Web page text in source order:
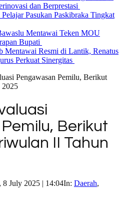
dan Berprestasi
Pasukan Paskibraka Tingkat
Mentawai Teken MOU
Bupati
Mentawai Resmi di Lantik, Renatus
Perkuat Sinergitas
Pengawasan Pemilu, Berikut
2025
Berikut
II Tahun
8 July 2025 | 14:04In: Daerah,